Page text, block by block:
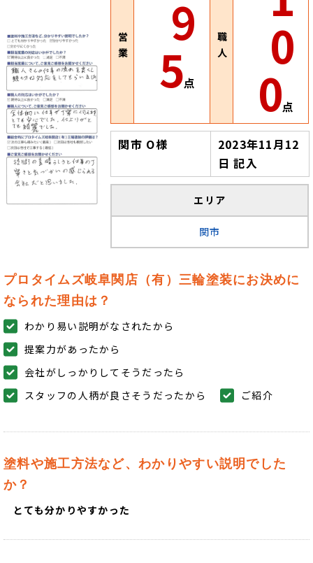
営
業
9
5点
職
人
0
0点
関市 O様
2023年11月12
日 記入
エリア
関市
プロタイムズ岐阜関店（有）三輪塗装にお決めに
なられた理由は？
わかり易い説明がなされたから
提案力があったから
会社がしっかりしてそうだったら
スタッフの人柄が良さそうだったから
ご紹介
塗料や施工方法など、わかりやすい説明でした
か？
とても分かりやすかった